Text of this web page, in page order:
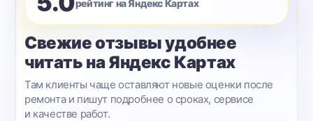
рейтинг на Яндекс Картах
Свежие отзывы удобнее
читать на Яндекс Картах
Там клиенты чаще оставляют новые оценки после
ремонта и пишут подробнее о сроках, сервисе
и качестве работ.